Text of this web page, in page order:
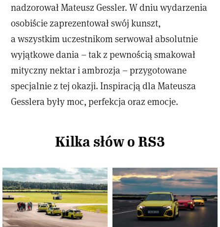
nadzorował Mateusz Gessler. W dniu wydarzenia
osobiście zaprezentował swój kunszt,
a wszystkim uczestnikom serwował absolutnie
wyjątkowe dania – tak z pewnością smakował
mityczny nektar i ambrozja – przygotowane
specjalnie z tej okazji. Inspiracją dla Mateusza
Gesslera były moc, perfekcja oraz emocje.
Kilka słów o RS3